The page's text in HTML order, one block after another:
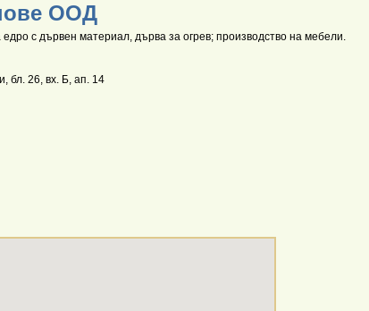
ООД
с дървен материал, дърва за огрев; производство на мебели.
бл. 26, вх. Б, ап. 14